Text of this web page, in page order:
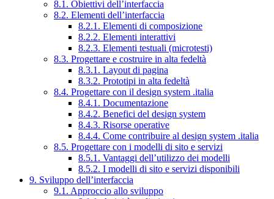
8.1. Obiettivi dell’interfaccia
8.2. Elementi dell’interfaccia
8.2.1. Elementi di composizione
8.2.2. Elementi interattivi
8.2.3. Elementi testuali (microtesti)
8.3. Progettare e costruire in alta fedeltà
8.3.1. Layout di pagina
8.3.2. Prototipi in alta fedeltà
8.4. Progettare con il design system .italia
8.4.1. Documentazione
8.4.2. Benefici del design system
8.4.3. Risorse operative
8.4.4. Come contribuire al design system .italia
8.5. Progettare con i modelli di sito e servizi
8.5.1. Vantaggi dell’utilizzo dei modelli
8.5.2. I modelli di sito e servizi disponibili
9. Sviluppo dell’interfaccia
9.1. Approccio allo sviluppo